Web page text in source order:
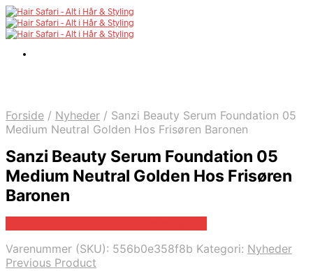
Forside / Nyheder / Sanzi Beauty Serum Foundation 05
Medium Neutral Golden Hos Frisøren Baronen
Sanzi Beauty Serum Foundation 05
Medium Neutral Golden Hos Frisøren
Baronen
Varenummer (SKU): 556b0e358f8b Kategori: Nyheder
Previous Product